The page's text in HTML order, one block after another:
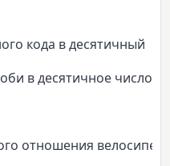
кода в десятичный
в десятичное число
отношения